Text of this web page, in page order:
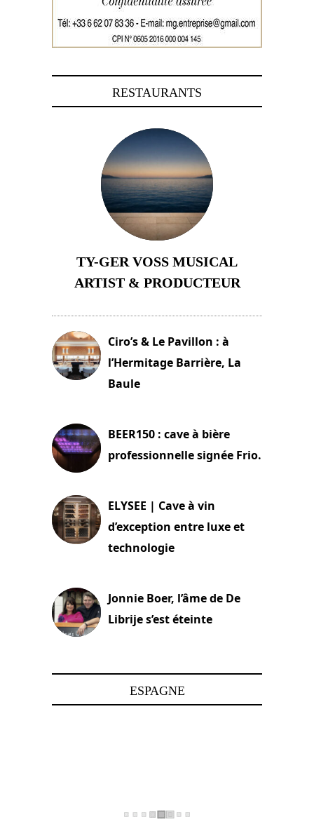
RESTAURANTS
TY-GER VOSS MUSICAL
ARTIST & PRODUCTEUR
Ciro’s & Le Pavillon : à
l’Hermitage Barrière, La
Baule
BEER150 : cave à bière
professionnelle signée Frio.
ELYSEE | Cave à vin
d’exception entre luxe et
technologie
Jonnie Boer, l’âme de De
Librije s’est éteinte
ESPAGNE